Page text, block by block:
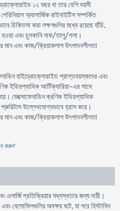
১২ বছর বা তার বেশি বয়সী
অ্যালার্জিক রাইনাইটিস সম্পর্কিত
চিকিতসা করা লক্ষণগুলির মধ্যে রয়েছে হাঁচি,
হওয়া এবং চুলকানি নাক/তালু/গলা।
মান এবং কাজ/ক্রিয়াকলাপ উৎপাদনশীলতা
হাইড্রোক্লোরাইড প্রাপ্তবয়স্কদের এবং
ইডিয়প্যাথিক আর্টিক্যারিয়া-এর সাথে
ফেক্সোফেনাডিন ক্রণিক ইডিয়প্যাথিক
উল্লেখযোগ্যভাবে হ্রাস করে।
মান এবং কাজ/ক্রিয়াকলাপ উৎপাদনশীলতা
করুন'
এলার্জি প্রতিক্রিয়ার মধ্যস্থতার জন্য দায়ী।
বেসোফিলগুলির অবক্ষয় ঘটে, যা পরে হিস্টামিন